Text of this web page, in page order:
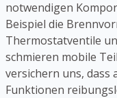
notwendigen
Beispiel die
Thermostatventile
schmieren mobile
versichern uns, dass
Funktionen